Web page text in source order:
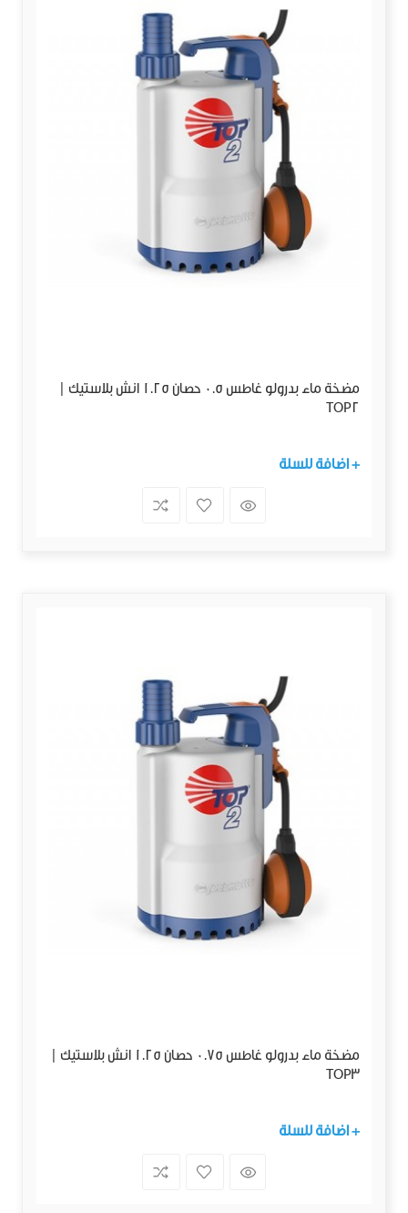
مضخة ماء بدرولو غاطس 0.5 حصان 1.25 انش بلاستيك |
TOP2
+ اضافة للسلة
مضخة ماء بدرولو غاطس 0.75 حصان 1.25 انش بلاستيك |
TOP3
+ اضافة للسلة